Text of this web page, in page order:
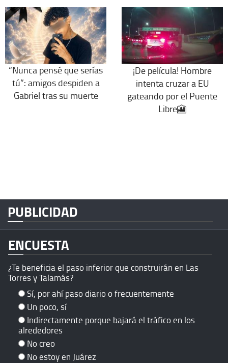
“Nunca pensé que serías
tú”: amigos despiden a
Gabriel tras su muerte
¡De película! Hombre
intenta cruzar a EU
gateando por el Puente
Libre🎦
PUBLICIDAD
ENCUESTA
¿Te beneficia el paso inferior que construirán en Las
Torres y Talamás?
Sí, por ahí paso diario o frecuentemente
Un poco, sí
Indirectamente porque bajará el tráfico en los
alrededores
No creo
No estoy en Juárez